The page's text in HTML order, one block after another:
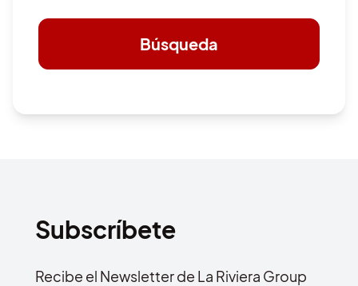
Búsqueda
Subscríbete
Recibe el Newsletter de La Riviera Group